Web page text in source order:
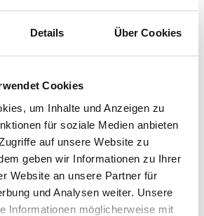
Details Über Cookies
Cookies
um Inhalte und Anzeigen zu
für soziale Medien anbieten
auf unsere Website zu
geben wir Informationen zu Ihrer
Website an unsere Partner für
und Analysen weiter. Unsere
Informationen möglicherweise mit